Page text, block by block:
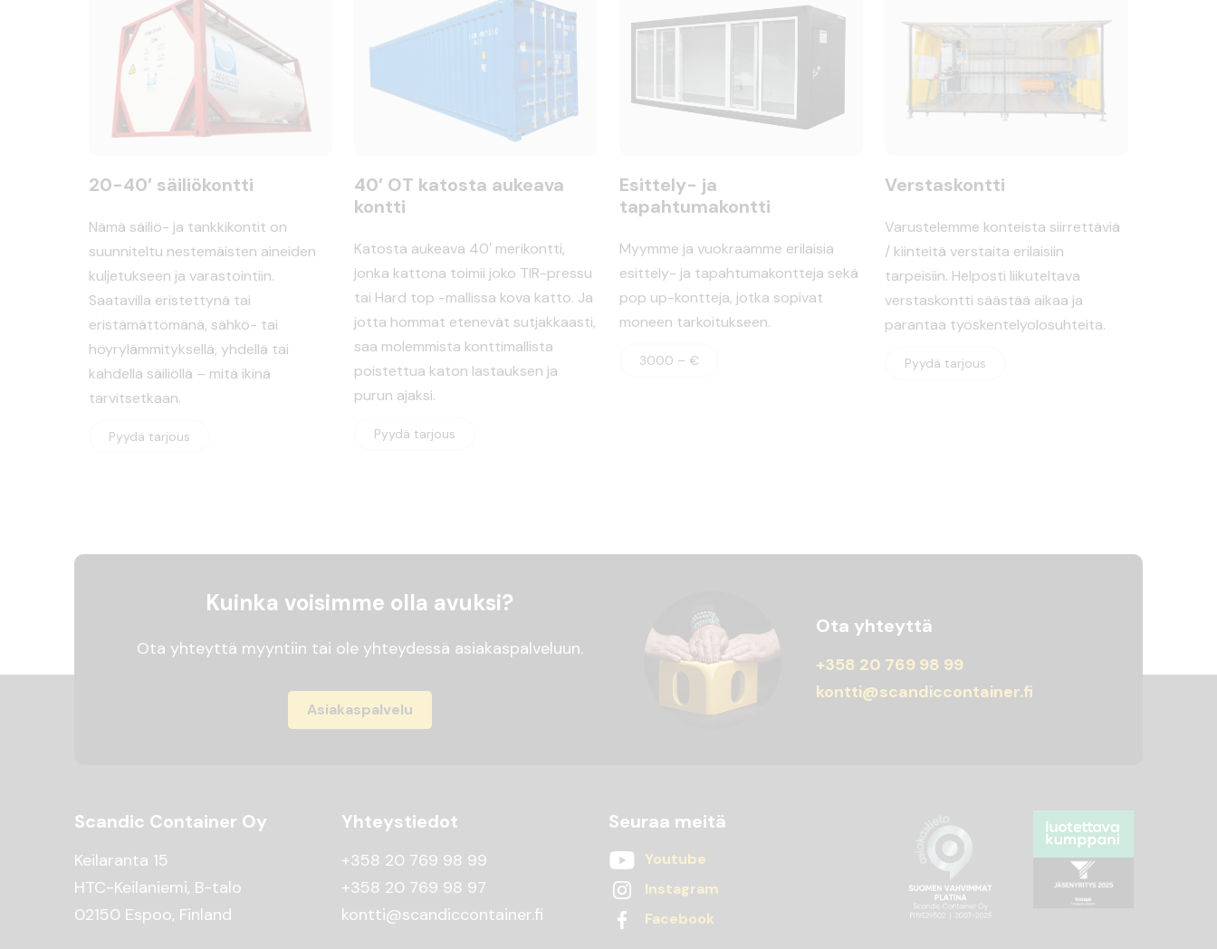
20-40′ säiliökontti
Nämä säiliö- ja tankkikontit on
suunniteltu nestemäisten aineiden
kuljetukseen ja varastointiin.
Saatavilla eristettynä tai
eristämättömänä, sähkö- tai
höyrylämmityksellä, yhdellä tai
kahdella säiliöllä – mitä ikinä
tarvitsetkaan.
Pyydä tarjous
40′ OT katosta aukeava
kontti
Katosta aukeava 40′ merikontti,
jonka kattona toimii joko TIR-pressu
tai Hard top -mallissa kova katto. Ja
jotta hommat etenevät sutjakkaasti,
saa molemmista konttimallista
poistettua katon lastauksen ja
purun ajaksi.
Pyydä tarjous
Esittely- ja
tapahtumakontti
Myymme ja vuokraamme erilaisia
esittely- ja tapahtumakontteja sekä
pop up-kontteja, jotka sopivat
moneen tarkoitukseen.
3000 – €
Verstaskontti
Varustelemme konteista siirrettäviä
/ kiinteitä verstaita erilaisiin
tarpeisiin. Helposti liikuteltava
verstaskontti säästää aikaa ja
parantaa työskentelyolosuhteita.
Pyydä tarjous
Kuinka voisimme olla avuksi?
Ota yhteyttä myyntiin tai ole yhteydessä asiakaspalveluun.
Asiakaspalvelu
Ota yhteyttä
+358 20 769 98 99
kontti@scandiccontainer.fi
Scandic Container Oy
Keilaranta 15
HTC-Keilaniemi, B-talo
02150 Espoo, Finland
Yhteystiedot
+358 20 769 98 99
+358 20 769 98 97
kontti@scandiccontainer.fi
Seuraa meitä
Youtube
Instagram
Facebook